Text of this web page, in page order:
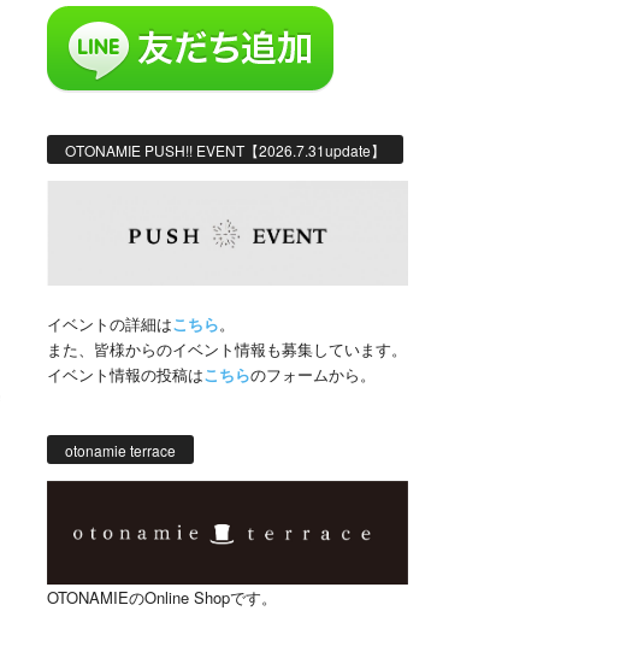
OTONAMIE PUSH!! EVENT【2026.7.31update】
イベントの詳細はこちら。
また、皆様からのイベント情報も募集しています。
イベント情報の投稿はこちらのフォームから。
otonamie terrace
OTONAMIEのOnline Shopです。